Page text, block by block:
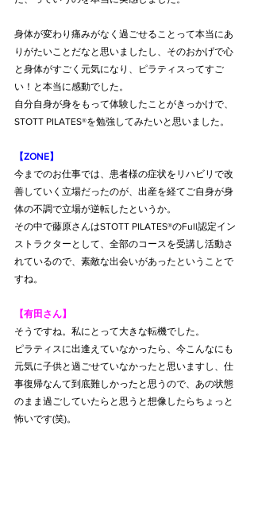
身体が変わり痛みがなく過ごせることって本当にあ
りがたいことだなと思いましたし、そのおかげで心
と身体がすごく元気になり、ピラティスってすご
い！と本当に感動でした。
自分自身が身をもって体験したことがきっかけで、
STOTT PILATES®を勉強してみたいと思いました。
【ZONE】
今までのお仕事では、患者様の症状をリハビリで改
善していく立場だったのが、出産を経てご自身が身
体の不調で立場が逆転したというか。
その中で藤原さんはSTOTT PILATES®のFull認定イン
ストラクターとして、全部のコースを受講し活動さ
れているので、素敵な出会いがあったということで
すね。
【有田さん】
そうですね。私にとって大きな転機でした。
ピラティスに出逢えていなかったら、今こんなにも
元気に子供と過ごせていなかったと思いますし、仕
事復帰なんて到底難しかったと思うので、あの状態
のまま過ごしていたらと思うと想像したらちょっと
怖いです(笑)。